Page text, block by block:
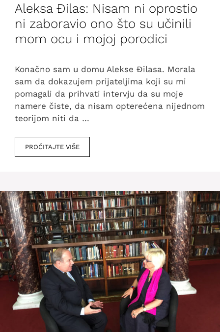
Aleksa Đilas: Nisam ni oprostio
ni zaboravio ono što su učinili
mom ocu i mojoj porodici
Konačno sam u domu Alekse Đilasa. Morala
sam da dokazujem prijateljima koji su mi
pomagali da prihvati intervju da su moje
namere čiste, da nisam opterećena nijednom
teorijom niti da …
PROČITAJTE VIŠE